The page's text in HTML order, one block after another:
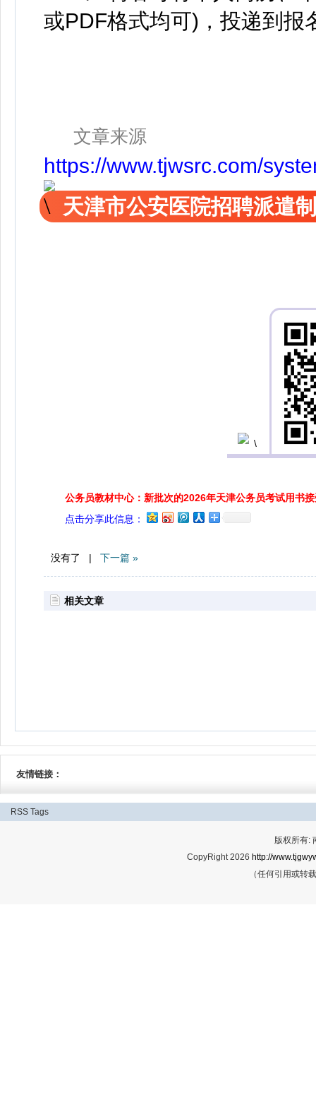
或PDF格式均可)，投递到报
文章来源
https://www.tjwsrc.com/
天津市公安医院招聘派遣
公务员教材中心：新批次的2026年天津公务员考试用书
点击分享此信息：
没有了 | 下一篇 »
相关文章
友情链接：
RSS Tags
版权所有:
CopyRight 2026 http://
（任何引用或转